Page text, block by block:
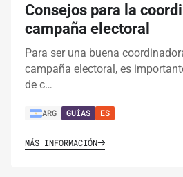
Consejos para la
campaña electoral
Para ser una buena
campaña electoral, es
de c…
ARG GUÍAS ES
MÁS INFORMACIÓN